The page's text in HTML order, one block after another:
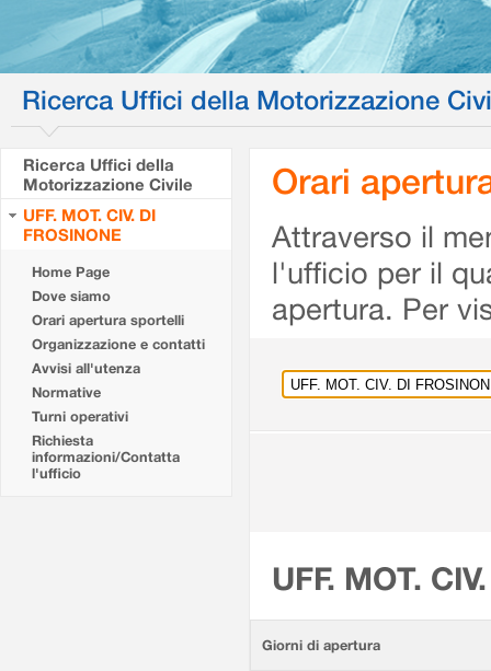
Ricerca Uffici della Motorizzazione
Ricerca Uffici della
Motorizzazione Civile
UFF. MOT. CIV. DI
FROSINONE
Home Page
Dove siamo
Orari apertura sportelli
Organizzazione e contatti
Avvisi all'utenza
Normative
Turni operativi
Richiesta
informazioni/Contatta
l'ufficio
Orari
Attraverso il
l'ufficio per il
apertura. Per
UFF. MOT.
Giorni di apertura